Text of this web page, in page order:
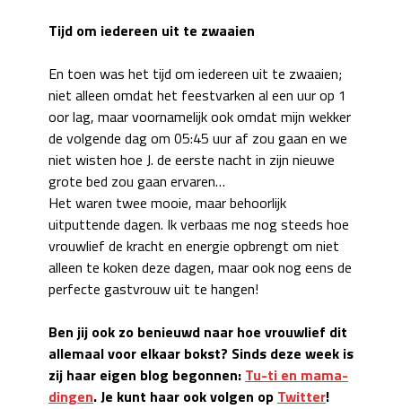
Tijd om iedereen uit te zwaaien
En toen was het tijd om iedereen uit te zwaaien;
niet alleen omdat het feestvarken al een uur op 1
oor lag, maar voornamelijk ook omdat mijn wekker
de volgende dag om 05:45 uur af zou gaan en we
niet wisten hoe J. de eerste nacht in zijn nieuwe
grote bed zou gaan ervaren…
Het waren twee mooie, maar behoorlijk
uitputtende dagen. Ik verbaas me nog steeds hoe
vrouwlief de kracht en energie opbrengt om niet
alleen te koken deze dagen, maar ook nog eens de
perfecte gastvrouw uit te hangen!
Ben jij ook zo benieuwd naar hoe vrouwlief dit
allemaal voor elkaar bokst? Sinds deze week is
zij haar eigen blog begonnen: Tu-ti en mama-
dingen. Je kunt haar ook volgen op Twitter!